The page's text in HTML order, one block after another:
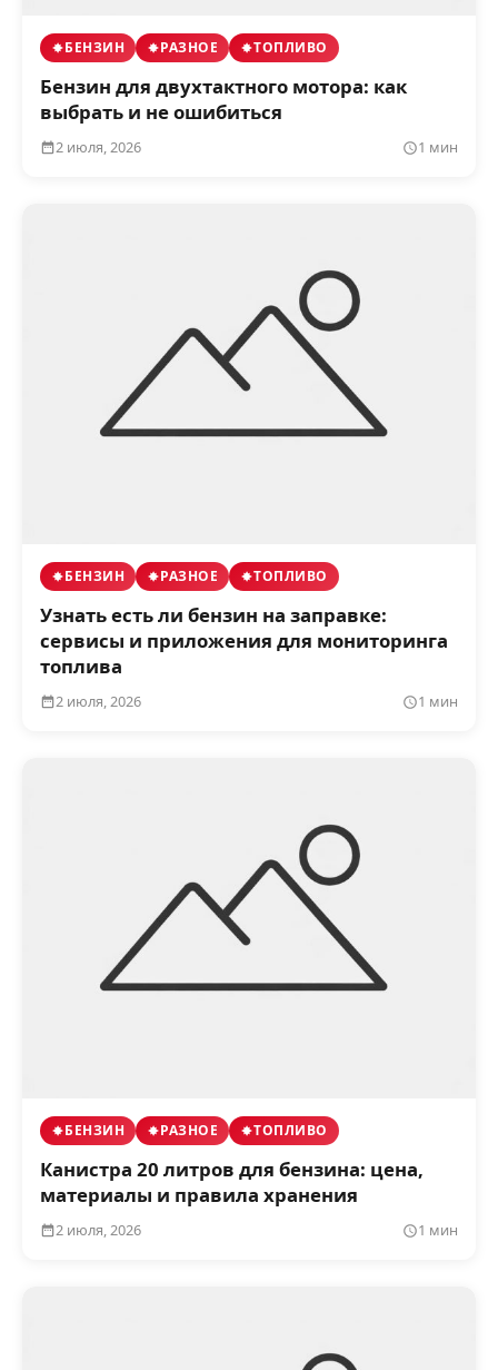
БЕНЗИН РАЗНОЕ ТОПЛИВО
Бензин для двухтактного мотора: как
выбрать и не ошибиться
2 июля, 2026 1 мин
БЕНЗИН РАЗНОЕ ТОПЛИВО
Узнать есть ли бензин на заправке:
сервисы и приложения для мониторинга
топлива
2 июля, 2026 1 мин
БЕНЗИН РАЗНОЕ ТОПЛИВО
Канистра 20 литров для бензина: цена,
материалы и правила хранения
2 июля, 2026 1 мин